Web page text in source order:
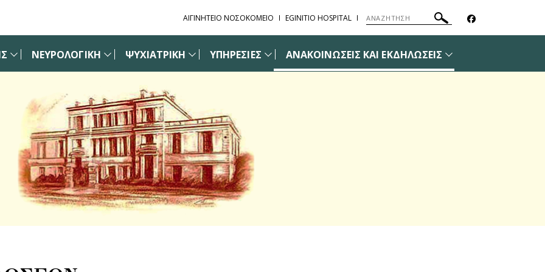
ΑΙΓΙΝΗΤΕΙΟ ΝΟΣΟΚΟΜΕΙΟ EGINITIO HOSPITAL
ΝΕΥΡΟΛΟΓΙΚΗ ΨΥΧΙΑΤΡΙΚΗ ΥΠΗΡΕΣΙΕΣ ΑΝΑΚΟΙΝΩΣΕΙΣ ΚΑΙ ΕΚΔΗΛΩΣΕΙΣ